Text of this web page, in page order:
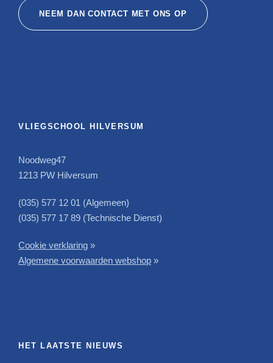
NEEM DAN CONTACT MET ONS OP
VLIEGSCHOOL HILVERSUM
Noodweg47
1213 PW Hilversum
(035) 577 12 01 (Algemeen)
(035) 577 17 89 (Technische Dienst)
Cookie verklaring »
Algemene voorwaarden webshop »
HET LAATSTE NIEUWS